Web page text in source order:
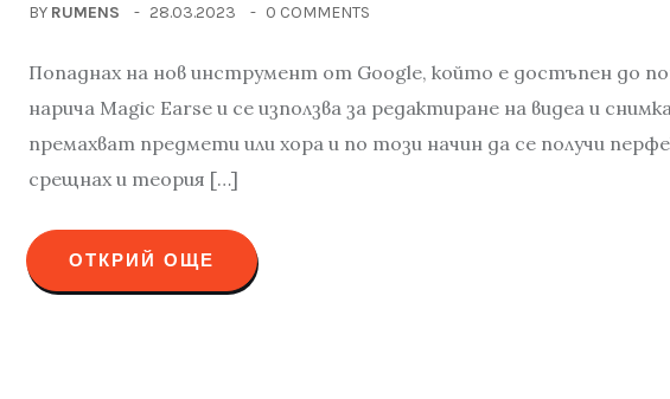
BY RUMENS 28.03.2023 0 COMMENTS
Попаднах на нов инструмент от Google, който е достъпен до
нарича Magic Earse и се използва за редактиране на видеа и
премахват предмети или хора и по този начин да се получи
срещнах и теория […]
ОТКРИЙ ОЩЕ